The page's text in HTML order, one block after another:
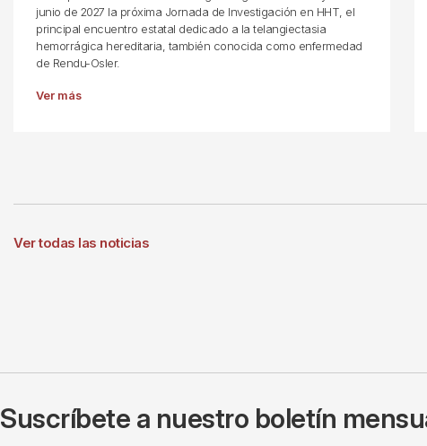
junio de 2027 la próxima Jornada de Investigación en HHT, el
principal encuentro estatal dedicado a la telangiectasia
hemorrágica hereditaria, también conocida como enfermedad
de Rendu-Osler.
Ver más
Ver todas las noticias
Suscríbete a nuestro boletín